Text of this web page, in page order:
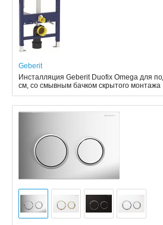
Geberit
Инсталляция Geberit Duofix Omega для
см, со смывным бачком скрытого монтажа